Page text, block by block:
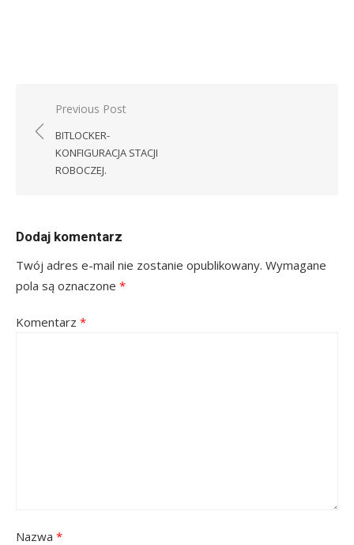
Nawigacja
wpisu
Previous Post
BITLOCKER-
KONFIGURACJA STACJI
ROBOCZEJ.
Dodaj komentarz
Twój adres e-mail nie zostanie opublikowany. Wymagane
pola są oznaczone *
Komentarz *
Nazwa *